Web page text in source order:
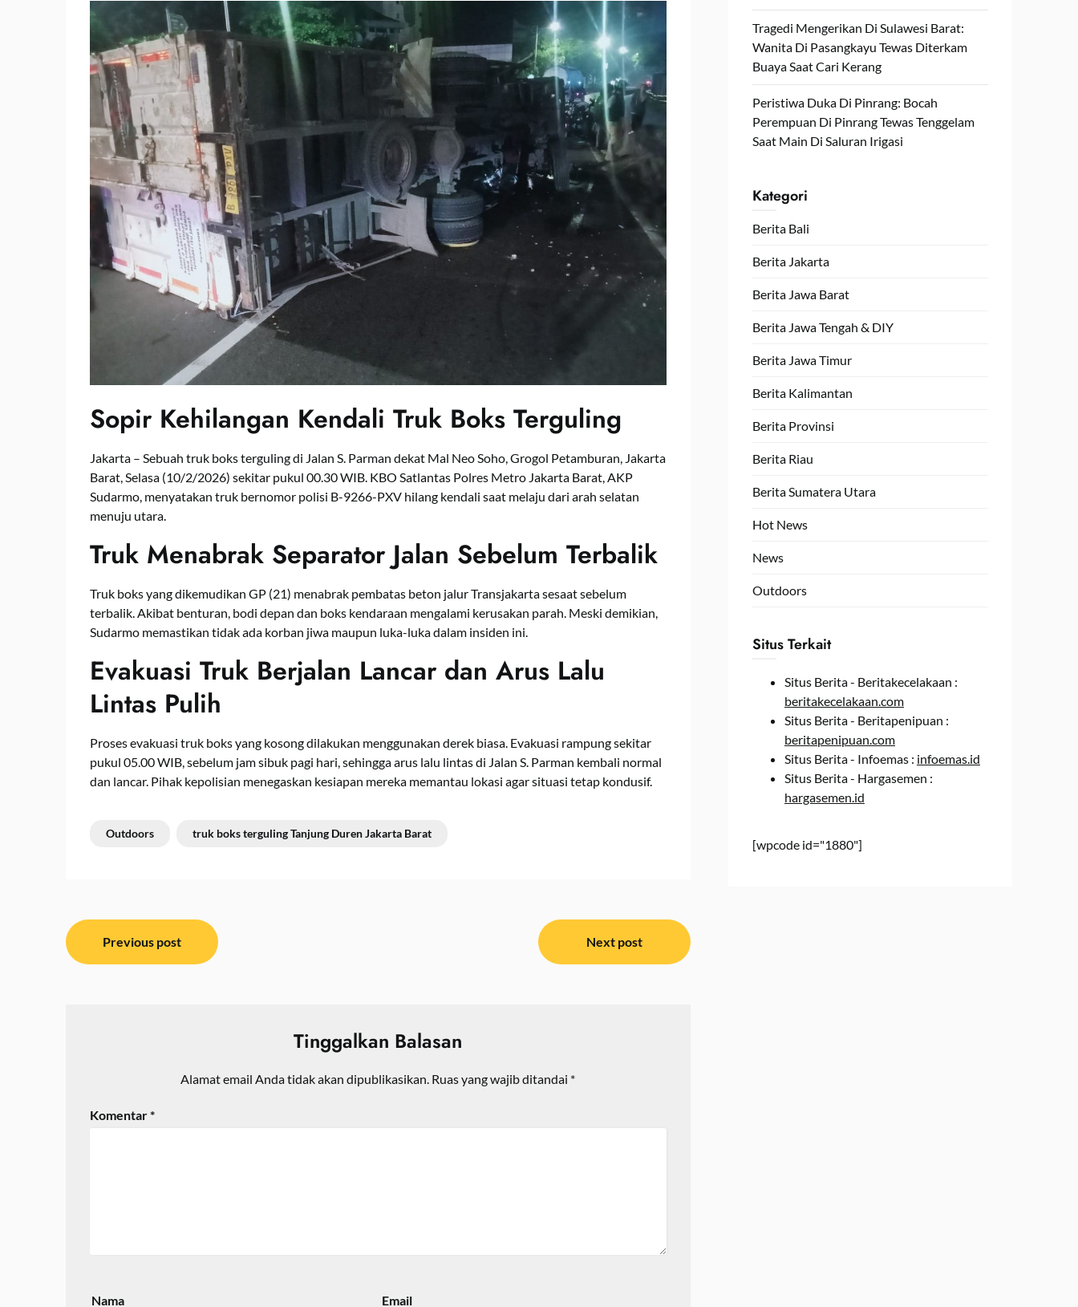
Sopir Kehilangan Kendali Truk Boks Terguling
Jakarta – Sebuah truk boks terguling di Jalan S. Parman dekat Mal Neo Soho, Grogol Petamburan, Jakarta
Barat, Selasa (10/2/2026) sekitar pukul 00.30 WIB. KBO Satlantas Polres Metro Jakarta Barat, AKP
Sudarmo, menyatakan truk bernomor polisi B-9266-PXV hilang kendali saat melaju dari arah selatan
menuju utara.
Truk Menabrak Separator Jalan Sebelum Terbalik
Truk boks yang dikemudikan GP (21) menabrak pembatas beton jalur Transjakarta sesaat sebelum
terbalik. Akibat benturan, bodi depan dan boks kendaraan mengalami kerusakan parah. Meski demikian,
Sudarmo memastikan tidak ada korban jiwa maupun luka-luka dalam insiden ini.
Evakuasi Truk Berjalan Lancar dan Arus Lalu
Lintas Pulih
Proses evakuasi truk boks yang kosong dilakukan menggunakan derek biasa. Evakuasi rampung sekitar
pukul 05.00 WIB, sebelum jam sibuk pagi hari, sehingga arus lalu lintas di Jalan S. Parman kembali normal
dan lancar. Pihak kepolisian menegaskan kesiapan mereka memantau lokasi agar situasi tetap kondusif.
Outdoors truk boks terguling Tanjung Duren Jakarta Barat
Navigasi
pos
Previous post Next post
Tinggalkan Balasan
Alamat email Anda tidak akan dipublikasikan. Ruas yang wajib ditandai *
Komentar*
Nama Email
Tragedi Mengerikan Di Sulawesi Barat:
Wanita Di Pasangkayu Tewas Diterkam
Buaya Saat Cari Kerang
Peristiwa Duka Di Pinrang: Bocah
Perempuan Di Pinrang Tewas Tenggelam
Saat Main Di Saluran Irigasi
Kategori
Berita Bali
Berita Jakarta
Berita Jawa Barat
Berita Jawa Tengah & DIY
Berita Jawa Timur
Berita Kalimantan
Berita Provinsi
Berita Riau
Berita Sumatera Utara
Hot News
News
Outdoors
Situs Terkait
Situs Berita - Beritakecelakaan :
beritakecelakaan.com
Situs Berita - Beritapenipuan :
beritapenipuan.com
Situs Berita - Infoemas : infoemas.id
Situs Berita - Hargasemen :
hargasemen.id
[wpcode id="1880"]